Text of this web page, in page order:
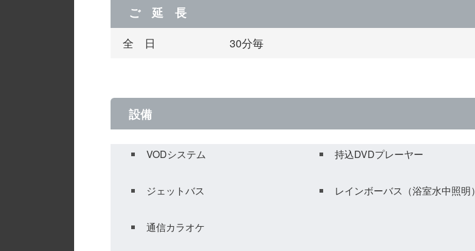
ご 延 長
全 日 30分毎
設備
VODシステム 持込DVDプレーヤー
ジェットバス レインボーバス（浴室水中照明）
通信カラオケ